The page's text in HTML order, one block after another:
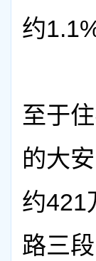
约
至于
的大
约421
路三